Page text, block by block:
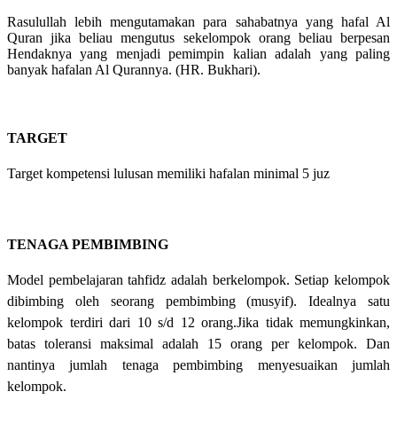
Rasulullah lebih mengutamakan para sahabatnya yang hafal Al
Quran jika beliau mengutus sekelompok orang beliau berpesan
Hendaknya yang menjadi pemimpin kalian adalah yang paling
banyak hafalan Al Qurannya. (HR. Bukhari).
TARGET
Target kompetensi lulusan memiliki hafalan minimal 5 juz
TENAGA PEMBIMBING
Model pembelajaran tahfidz adalah berkelompok. Setiap kelompok
dibimbing oleh seorang pembimbing (musyif). Idealnya satu
kelompok terdiri dari 10 s/d 12 orang.Jika tidak memungkinkan,
batas toleransi maksimal adalah 15 orang per kelompok. Dan
nantinya jumlah tenaga pembimbing menyesuaikan jumlah
kelompok.